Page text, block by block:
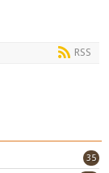
RSS
35